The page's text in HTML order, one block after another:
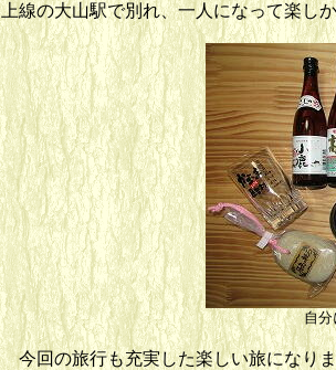
上線の大山駅で別れ、一人になって楽し
自分
今回の旅行も充実した楽しい旅になり